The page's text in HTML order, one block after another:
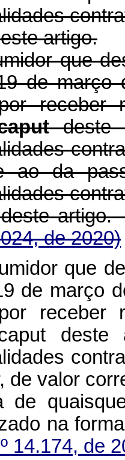
artigo.
que
de março
receber
deste
ao da
deste
de 2020)
que
de março
receber
deste
de valor
de
na
14.174, de